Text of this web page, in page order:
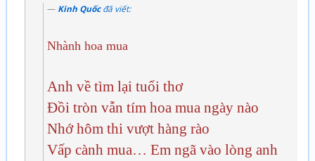
Kinh Quốcđã viết:
Nhành hoa mua
Anh về tìm lại tuổi thơ
Đồi tròn vẫn tím hoa mua ngày nào
Nhớ hôm thi vượt hàng rào
Vấp cành mua… Em ngã vào lòng anh